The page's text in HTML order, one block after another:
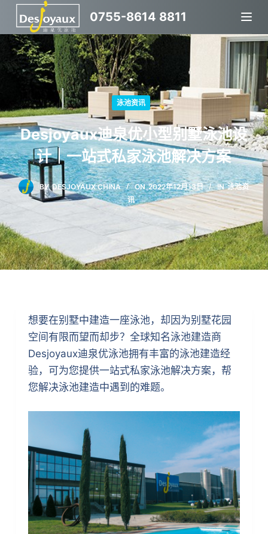
跳
过
内
容
0755-8614 8811
泳池资讯
Desjoyaux迪泉优小型别墅泳池设
计｜一站式私家泳池解决方案
BY DESJOYAUX CHINA ON 2022年12月13日 IN 泳池资
讯
想要在别墅中建造一座泳池，却因为别墅花园
空间有限而望而却步？全球知名泳池建造商
Desjoyaux迪泉优泳池拥有丰富的泳池建造经
验，可为您提供一站式私家泳池解决方案，帮
您解决泳池建造中遇到的难题。